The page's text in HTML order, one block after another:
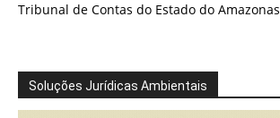
Tribunal de Contas do Estado do Amazonas
Soluções Jurídicas Ambientais